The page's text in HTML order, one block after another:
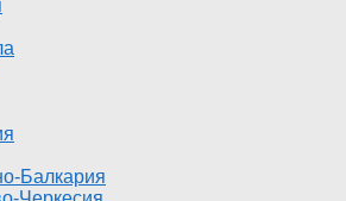
Балкария